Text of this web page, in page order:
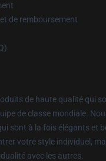
de remboursement
de haute qualité qui
de classe mondiale.
sont à la fois élégants et
votre style individuel,
avec les autres.